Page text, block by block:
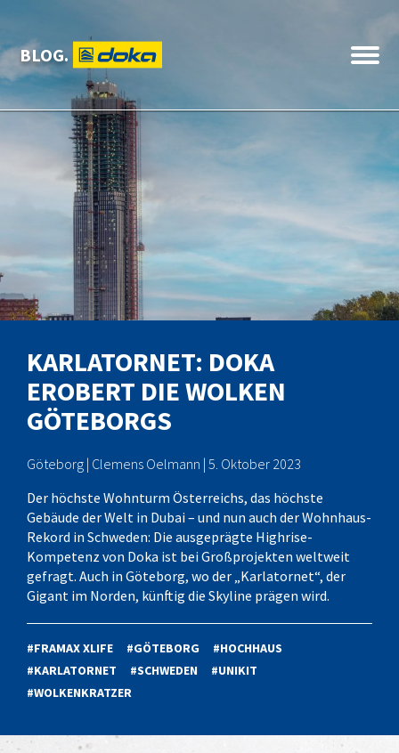
BLOG.
KARLATORNET: DOKA
EROBERT DIE WOLKEN
GÖTEBORGS
Göteborg | Clemens Oelmann | 5. Oktober 2023
Der höchste Wohnturm Österreichs, das höchste
Gebäude der Welt in Dubai – und nun auch der Wohnhaus-
Rekord in Schweden: Die ausgeprägte Highrise-
Kompetenz von Doka ist bei Großprojekten weltweit
gefragt. Auch in Göteborg, wo der „Karlatornet“, der
Gigant im Norden, künftig die Skyline prägen wird.
#FRAMAX XLIFE #GÖTEBORG
#HOCHHAUS
#KARLATORNET
#SCHWEDEN
#UNIKIT
#WOLKENKRATZER